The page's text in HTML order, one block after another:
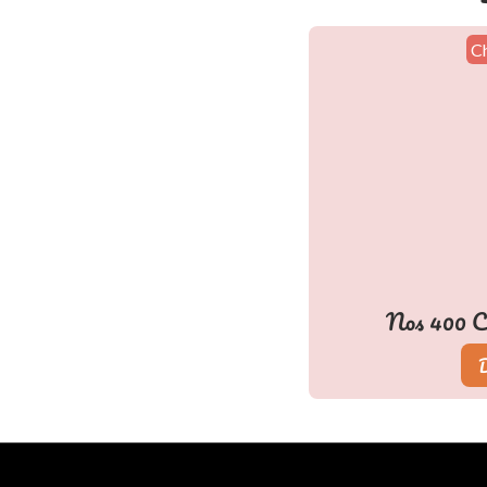
Nos411